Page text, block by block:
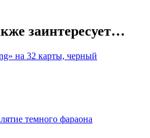
заинтересует…
на 32 карты, черный
темного фараона